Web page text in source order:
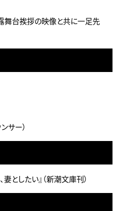
舞台挨拶の映像と共に一足先
サー）
としたい』（新潮文庫刊）